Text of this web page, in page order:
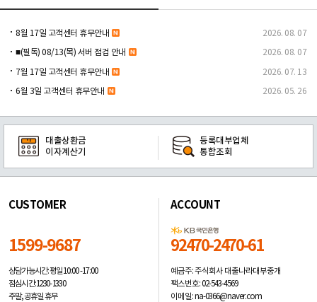
8월 17일 고객센터 휴무안내 2026. 08. 07
■(필독) 08/13(목) 서버 점검 안내 2026. 08. 07
7월 17일 고객센터 휴무안내 2026. 07. 13
6월 3일 고객센터 휴무안내 2026. 05. 26
대출상환금
이자계산기
등록대부업체
통합조회
CUSTOMER
1599-9687
상담가능시간: 평일10:00 -17:00
점심시간: 12:30 - 13:30
주말, 공휴일 휴무
ACCOUNT
92470-2470-61
예금주: 주식회사 대출나라대부중개
팩스번호: 02-543-4569
이메일: na-0366@naver.com